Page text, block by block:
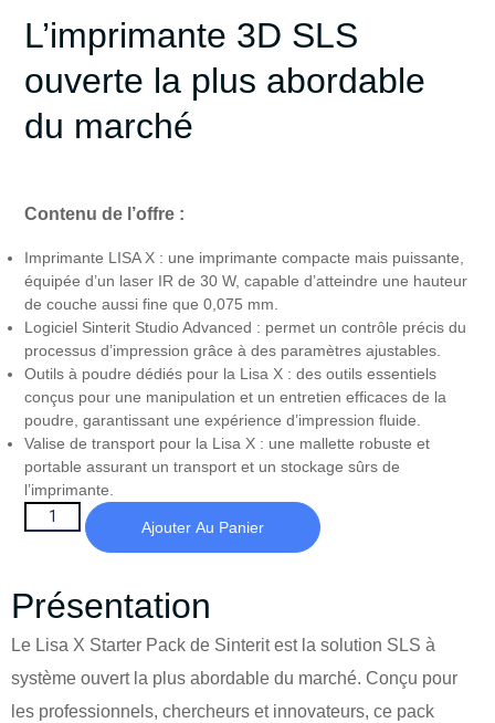
L’imprimante 3D SLS
ouverte la plus abordable
du marché
Contenu de l’offre :
Imprimante LISA X : une imprimante compacte mais puissante,
équipée d’un laser IR de 30 W, capable d’atteindre une hauteur
de couche aussi fine que 0,075 mm.
Logiciel Sinterit Studio Advanced : permet un contrôle précis du
processus d’impression grâce à des paramètres ajustables.
Outils à poudre dédiés pour la Lisa X : des outils essentiels
conçus pour une manipulation et un entretien efficaces de la
poudre, garantissant une expérience d’impression fluide.
Valise de transport pour la Lisa X : une mallette robuste et
portable assurant un transport et un stockage sûrs de
l’imprimante.
Ajouter Au Panier
Présentation
Le Lisa X Starter Pack de Sinterit est la solution SLS à
système ouvert la plus abordable du marché. Conçu pour
les professionnels, chercheurs et innovateurs, ce pack